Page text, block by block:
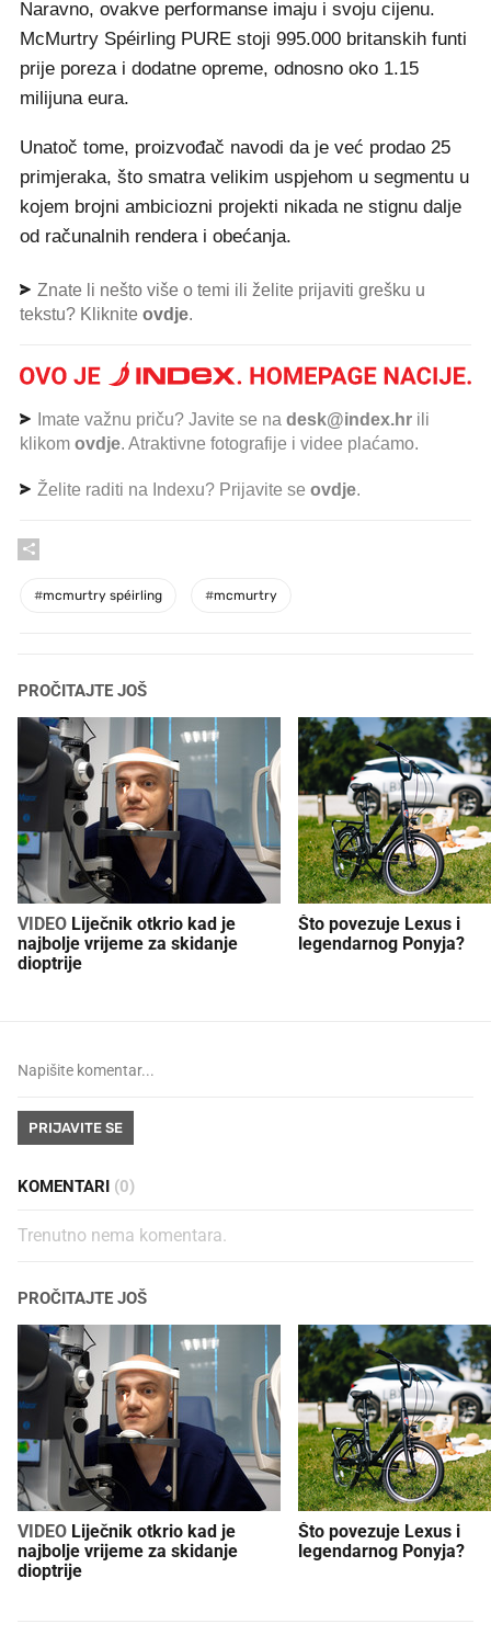
Naravno, ovakve performanse imaju i svoju cijenu.
McMurtry Spéirling PURE stoji 995.000 britanskih funti
prije poreza i dodatne opreme, odnosno oko 1.15
milijuna eura.
Unatoč tome, proizvođač navodi da je već prodao 25
primjeraka, što smatra velikim uspjehom u segmentu u
kojem brojni ambiciozni projekti nikada ne stignu dalje
od računalnih rendera i obećanja.
Znate li nešto više o temi ili želite prijaviti grešku u
tekstu? Kliknite ovdje.
Imate važnu priču? Javite se na desk@index.hr ili
klikom ovdje. Atraktivne fotografije i videe plaćamo.
Želite raditi na Indexu? Prijavite se ovdje.
#mcmurtry spéirling #mcmurtry
PROČITAJTE JOŠ
VIDEO
najbolje vrijeme za skidanje
dioptrije
Što povezuje Lexus i
legendarnog Ponyja?
PRIJAVITE SE
KOMENTARI (0)
Trenutno nema komentara.
PROČITAJTE JOŠ
VIDEO
najbolje vrijeme za skidanje
dioptrije
Što povezuje Lexus i
legendarnog Ponyja?